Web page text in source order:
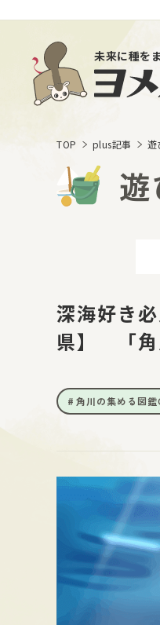
未来に種を
TOP plus記事 遊
深海好き
県】 「角
角川の集める図鑑